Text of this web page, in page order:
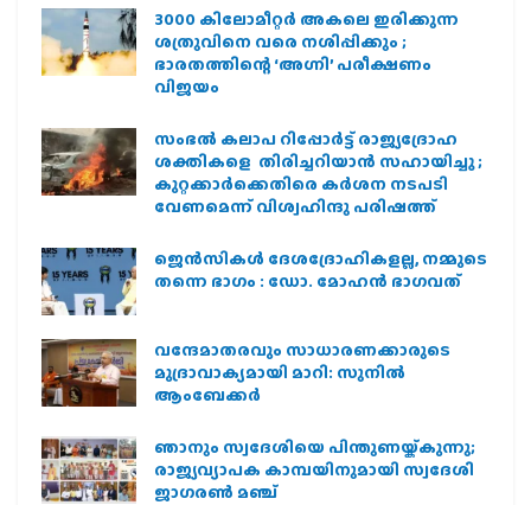
3000 കിലോമീറ്റർ അകലെ ഇരിക്കുന്ന
ശത്രുവിനെ വരെ നശിപ്പിക്കും ;
ഭാരതത്തിന്റെ ‘അഗ്നി’ പരീക്ഷണം
വിജയം
സംഭൽ കലാപ റിപ്പോർട്ട് രാജ്യദ്രോഹ
ശക്തികളെ തിരിച്ചറിയാൻ സഹായിച്ചു ;
കുറ്റക്കാർക്കെതിരെ കർശന നടപടി
വേണമെന്ന് വിശ്വഹിന്ദു പരിഷത്ത്
ജെന്‍സികള്‍ ദേശദ്രോഹികളല്ല, നമ്മുടെ
തന്നെ ഭാഗം : ഡോ. മോഹന്‍ ഭാഗവത്
വന്ദേമാതരവും സാധാരണക്കാരുടെ
മുദ്രാവാക്യമായി മാറി: സുനിൽ
ആംബേക്കർ
ഞാനും സ്വദേശിയെ പിന്തുണയ്ക്കുന്നു;
രാജ്യവ്യാപക കാമ്പയിനുമായി സ്വദേശി
ജാഗരണ്‍ മഞ്ച്